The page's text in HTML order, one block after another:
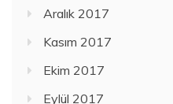
Aralık 2017
Kasım 2017
Ekim 2017
Eylül 2017